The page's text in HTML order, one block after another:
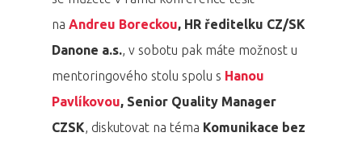
na Andreu Boreckou, HR ředitelku CZ/SK
Danone a.s., v sobotu pak máte možnost u
mentoringového stolu spolu s Hanou
Pavlíkovou, Senior Quality Manager
CZSK, diskutovat na téma Komunikace bez